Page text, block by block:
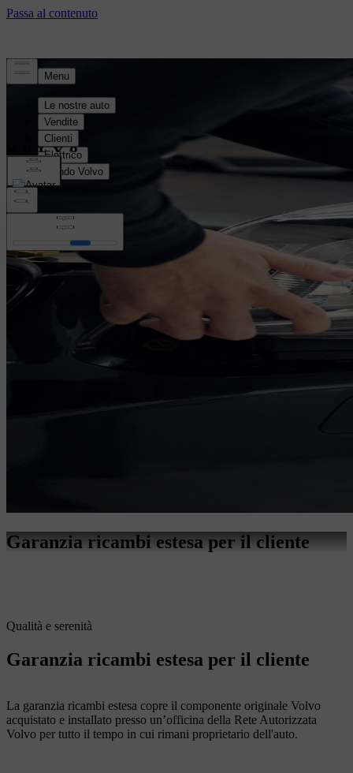
Garanzia ricambi estesa per il cliente
Qualità e serenità
Garanzia ricambi estesa per il cliente
La garanzia ricambi estesa copre il componente originale Volvo
acquistato e installato presso un’officina della Rete Autorizzata
Volvo per tutto il tempo in cui rimani proprietario dell'auto.